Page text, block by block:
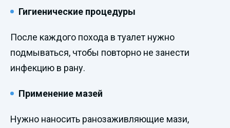
Гигиенические процедуры
После каждого похода в туалет нужно
подмываться, чтобы повторно не занести
инфекцию в рану.
Применение мазей
Нужно наносить ранозаживляющие мази,